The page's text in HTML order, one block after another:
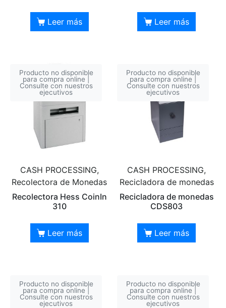
Leer más Leer más
Producto no disponible
para compra online |
Consulte con nuestros
ejecutivos
CASH PROCESSING,
Recolectora de Monedas
Recolectora Hess CoinIn
310
Leer más
Producto no disponible
para compra online |
Consulte con nuestros
ejecutivos
CASH PROCESSING,
Recicladora de monedas
Recicladora de monedas
CDS803
Leer más
Producto no disponible
para compra online |
Consulte con nuestros
ejecutivos
Producto no disponible
para compra online |
Consulte con nuestros
ejecutivos